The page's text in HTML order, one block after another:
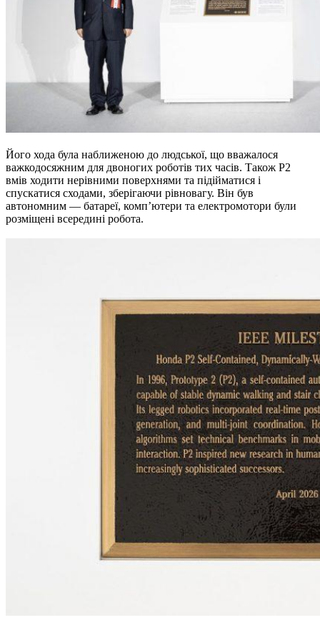
Його хода була наближеною до людської, що вважалося
важкодосяжним для двоногих роботів тих часів. Також P2
вмів ходити нерівними поверхнями та підійматися і
спускатися сходами, зберігаючи рівновагу. Він був
автономним — батареї, комп’ютери та електромотори були
розміщені всередині робота.